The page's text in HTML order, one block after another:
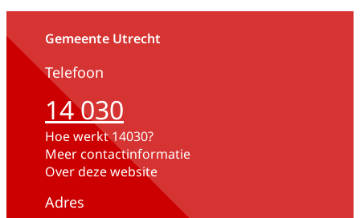
Gemeente Utrecht
Telefoon
14 030
Hoe werkt 14030?
Meer contactinformatie
Over deze website
Adres